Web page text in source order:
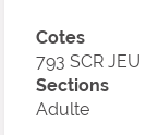
Cotes
793 SCR JEU
Sections
Adulte